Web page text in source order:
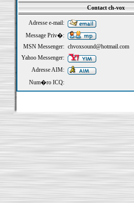
Contact ch-vox
Adresse e-mail:
Message Priv�:
MSN Messenger: chvoxsound@hotmail.com
Yahoo Messenger:
Adresse AIM:
Num�ro ICQ: